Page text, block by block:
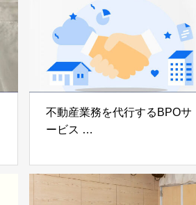
不動産業務を代行するBPOサ
ービス
らぶGROUP